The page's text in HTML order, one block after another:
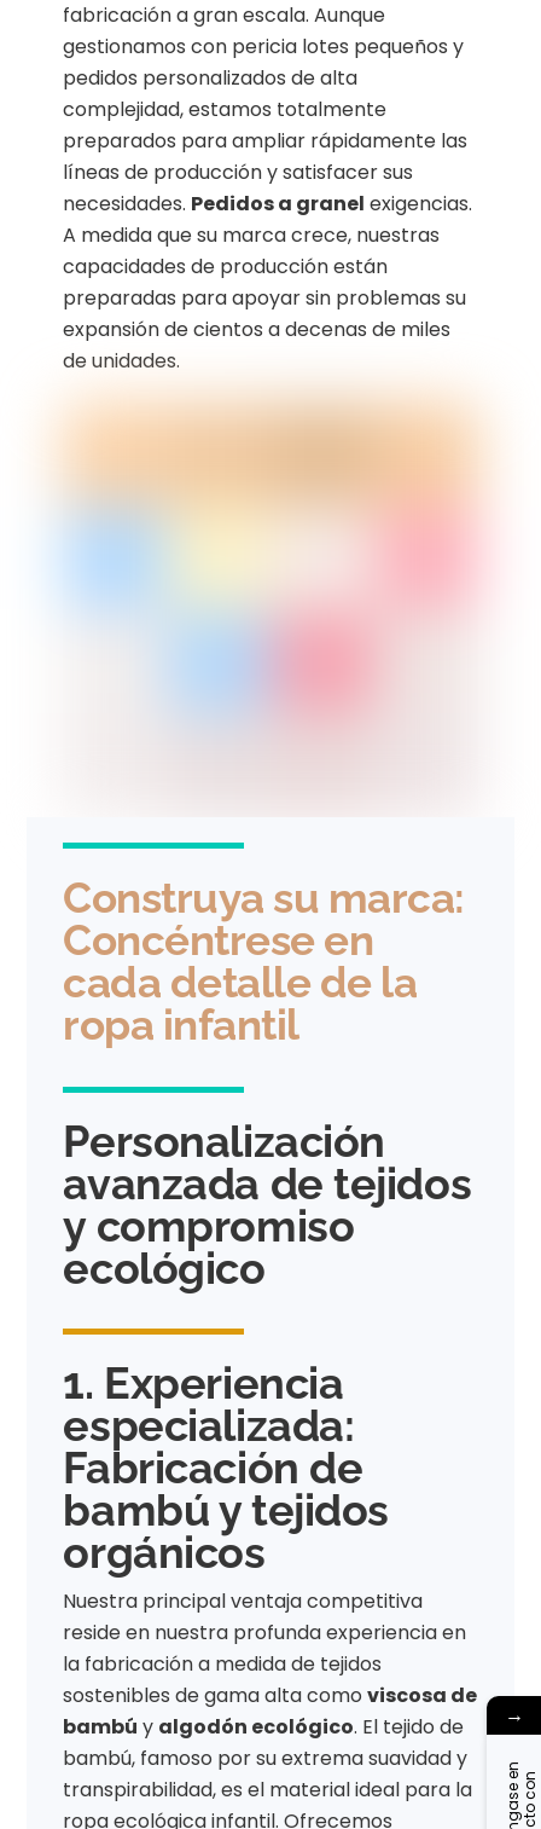
fabricación a gran escala. Aunque
gestionamos con pericia lotes pequeños y
pedidos personalizados de alta
complejidad, estamos totalmente
preparados para ampliar rápidamente las
líneas de producción y satisfacer sus
necesidades. Pedidos a granel exigencias.
A medida que su marca crece, nuestras
capacidades de producción están
preparadas para apoyar sin problemas su
expansión de cientos a decenas de miles
de unidades.
Construya su marca:
Concéntrese en
cada detalle de la
ropa infantil
Personalización
avanzada de tejidos
y compromiso
ecológico
1. Experiencia
especializada:
Fabricación de
bambú y tejidos
orgánicos
Nuestra principal ventaja competitiva
reside en nuestra profunda experiencia en
la fabricación a medida de tejidos
sostenibles de gama alta comoviscosa de
bambú y algodón ecológico. El tejido de
bambú, famoso por su extrema suavidad y
transpirabilidad, es el material ideal para la
ropa ecológica infantil. Ofrecemos
→
P
ó
n
g
a
s
e
n
c
o
n
t
a
c
t
o
o
n
o
s
o
t
r
o